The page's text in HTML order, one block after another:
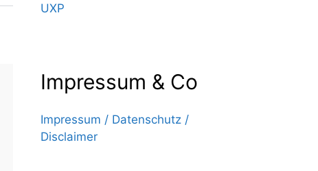
UXP
Impressum & Co
Impressum / Datenschutz /
Disclaimer